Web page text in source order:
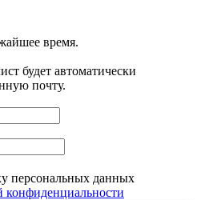
время.
будет автоматически
почту.
персональных данных
конфиденциальности